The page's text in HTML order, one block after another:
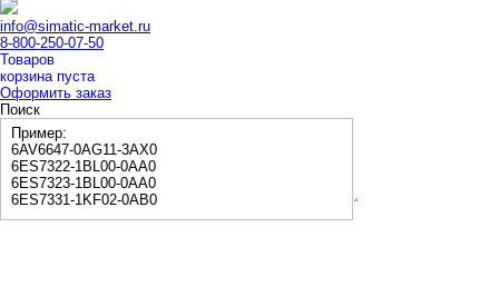
info@simatic-market.ru
8-800-250-07-50
Товаров
корзина пуста
Оформить заказ
Поиск
Пример:
6AV6647-0AG11-3AX0
6ES7322-1BL00-0AA0
6ES7323-1BL00-0AA0
6ES7331-1KF02-0AB0